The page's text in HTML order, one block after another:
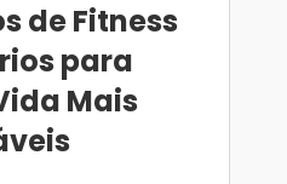
de Fitness
para
Mais